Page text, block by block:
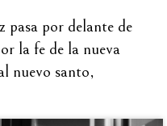
pasa por delante de
la fe de la nueva
nuevo santo,